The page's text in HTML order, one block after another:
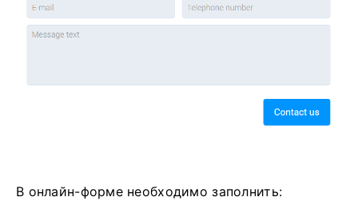
В онлайн-форме необходимо заполнить: